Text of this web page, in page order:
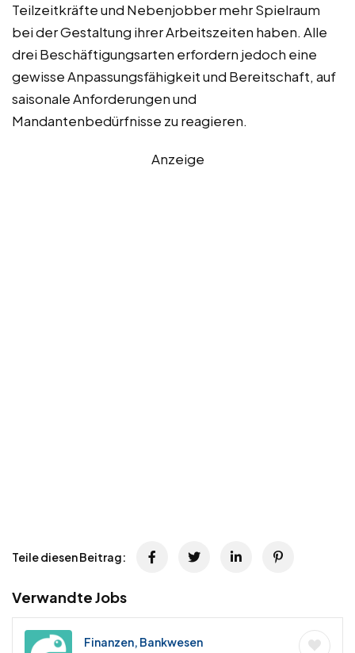
Teilzeitkräfte und Nebenjobber mehr Spielraum
bei der Gestaltung ihrer Arbeitszeiten haben. Alle
drei Beschäftigungsarten erfordern jedoch eine
gewisse Anpassungsfähigkeit und Bereitschaft, auf
saisonale Anforderungen und
Mandantenbedürfnisse zu reagieren.
Anzeige
Teile diesen Beitrag:
Verwandte Jobs
Finanzen, Bankwesen